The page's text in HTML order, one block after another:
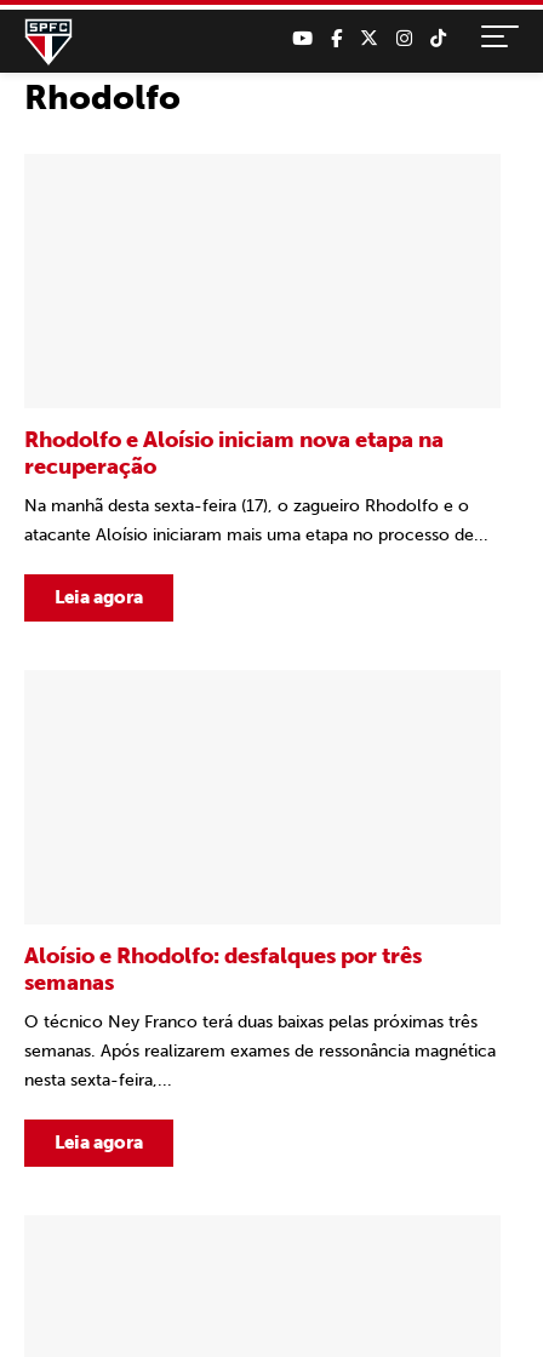
Rhodolfo
Rhodolfo e Aloísio iniciam nova etapa na
recuperação
Na manhã desta sexta-feira (17), o zagueiro Rhodolfo e o
atacante Aloísio iniciaram mais uma etapa no processo de...
Leia agora
Aloísio e Rhodolfo: desfalques por três
semanas
O técnico Ney Franco terá duas baixas pelas próximas três
semanas. Após realizarem exames de ressonância magnética
nesta sexta-feira,...
Leia agora